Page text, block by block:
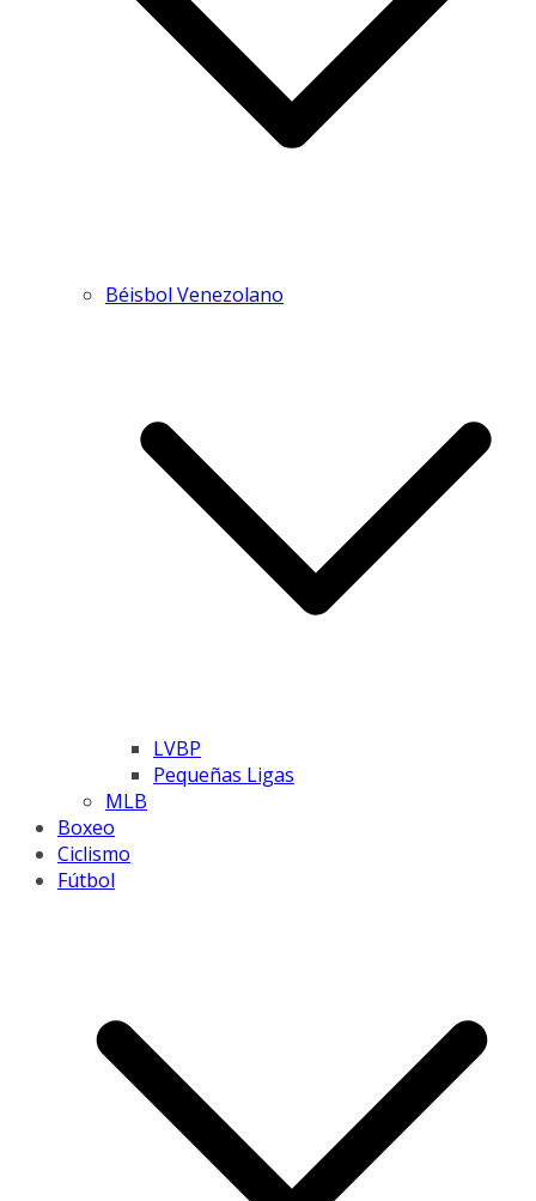
Béisbol Venezolano
LVBP
Pequeñas Ligas
MLB
Boxeo
Ciclismo
Fútbol